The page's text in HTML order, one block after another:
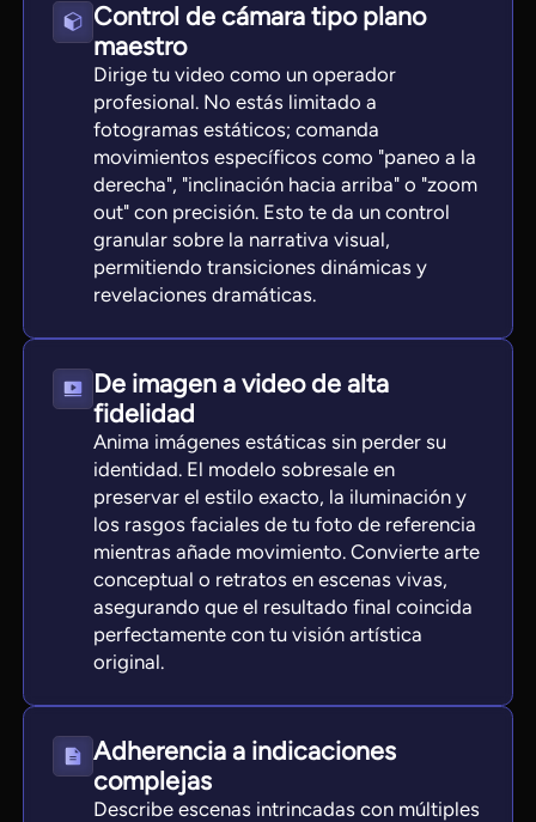
Control de cámara tipo plano
maestro
Dirige tu video como un operador
profesional. No estás limitado a
fotogramas estáticos; comanda
movimientos específicos como "paneo a la
derecha", "inclinación hacia arriba" o "zoom
out" con precisión. Esto te da un control
granular sobre la narrativa visual,
permitiendo transiciones dinámicas y
revelaciones dramáticas.
De imagen a video de alta
fidelidad
Anima imágenes estáticas sin perder su
identidad. El modelo sobresale en
preservar el estilo exacto, la iluminación y
los rasgos faciales de tu foto de referencia
mientras añade movimiento. Convierte arte
conceptual o retratos en escenas vivas,
asegurando que el resultado final coincida
perfectamente con tu visión artística
original.
Adherencia a indicaciones
complejas
Describe escenas intrincadas con múltiples